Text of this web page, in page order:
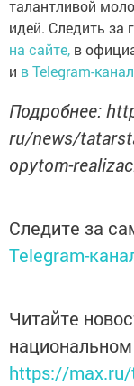
талантливой
идей. Следить
на сайте, в
и в Telegram-
Подробнее:
ru/news/
opytom-
Следите за
Telegram-
Читайте
https://